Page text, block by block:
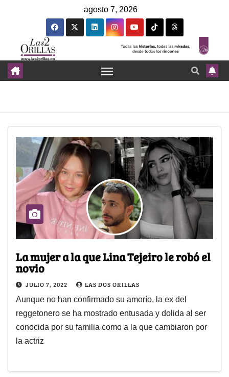
agosto 7, 2026
La mujer a la que Lina Tejeiro le robó el
novio
JULIO 7, 2022 LAS DOS ORILLAS
Aunque no han confirmado su amorío, la ex del
reggetonero se ha mostrado entusada y dolida al ser
conocida por su familia como a la que cambiaron por
la actriz